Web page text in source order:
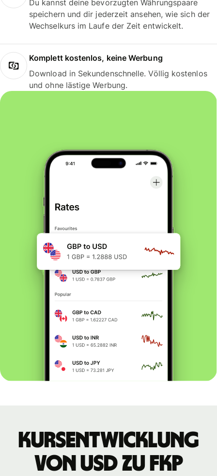
Du kannst deine bevorzugten Währungspaare
speichern und dir jederzeit ansehen, wie sich der
Wechselkurs im Laufe der Zeit entwickelt.
Komplett kostenlos, keine Werbung
Download in Sekundenschnelle. Völlig kostenlos
und ohne lästige Werbung.
Kursentwicklung
von USD zu FKP